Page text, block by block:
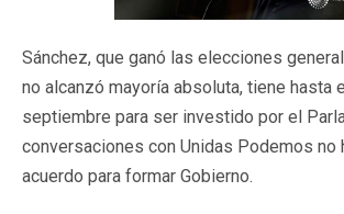
Sánchez, que ganó las elecciones
no alcanzó mayoría absoluta, tiene hasta
septiembre para ser investido por el
conversaciones con Unidas Podemos no
acuerdo para formar Gobierno.